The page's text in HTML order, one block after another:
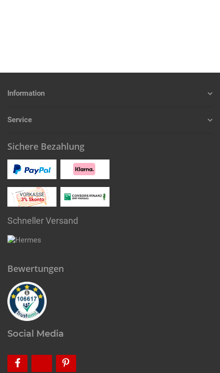
Information
Service
Sichere Bezahlung
Schneller Versand
Bewertungen
Social Media